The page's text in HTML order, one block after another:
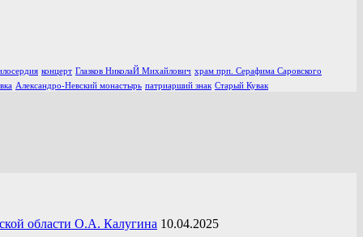
концерт Глазков НиколаЙ Михайлович храм прп. Серафима Саровского
Александро-Невский монастырь патриарший знак Старый Кувак
области О.А. Калугина 10.04.2025